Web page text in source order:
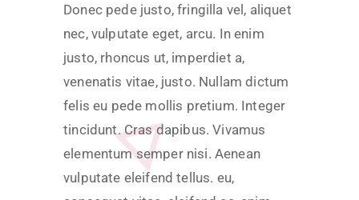
Donec pede justo, fringilla vel, aliquet
nec, vulputate eget, arcu. In enim
justo, rhoncus ut, imperdiet a,
venenatis vitae, justo. Nullam dictum
felis eu pede mollis pretium. Integer
tincidunt. Cras dapibus. Vivamus
elementum semper nisi. Aenean
vulputate eleifend tellus. eu,